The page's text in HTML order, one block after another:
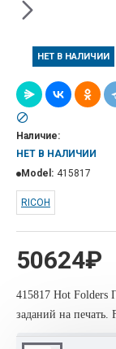
НЕТ В НАЛИЧИИ
50624₽
Наличие:
НЕТ В НАЛИЧИИ
Model: 415817
RICOH
415817 Hot Folders
заданий на печать.